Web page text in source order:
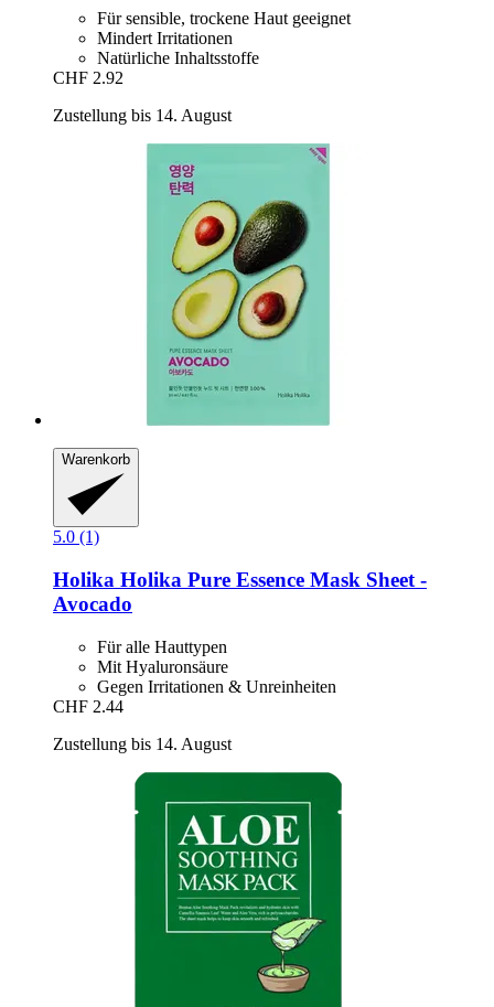
Für sensible, trockene Haut geeignet
Mindert Irritationen
Natürliche Inhaltsstoffe
CHF 2.92
Zustellung bis 14. August
Warenkorb
5.0 (1)
Holika Holika Pure Essence Mask Sheet -​
Avocado
Für alle Hauttypen
Mit Hyaluronsäure
Gegen Irritationen & Unreinheiten
CHF 2.44
Zustellung bis 14. August